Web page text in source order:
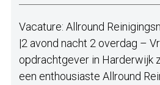
Vacature: Allround
|2 avond nacht 2 overdag –
opdrachtgever in Harderwijk
een enthousiaste Allround